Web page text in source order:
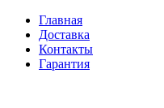
Главная
Доставка
Контакты
Гарантия